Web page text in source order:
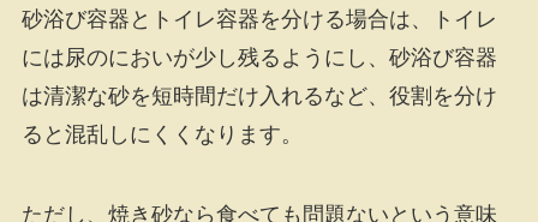
砂浴び容器とトイレ容器を分ける場合は、トイレ
には尿のにおいが少し残るようにし、砂浴び容器
は清潔な砂を短時間だけ入れるなど、役割を分け
ると混乱しにくくなります。
ただし、焼き砂なら食べても問題ないという意味